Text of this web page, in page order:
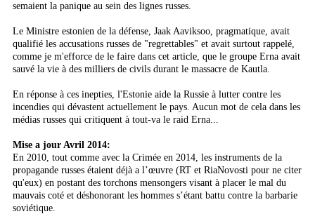
semaient la panique au sein des lignes russes.
Le Ministre estonien de la défense, Jaak Aaviksoo, pragmatique, avait
qualifié les accusations russes de "regrettables" et avait surtout rappelé,
comme je m'efforce de le faire dans cet article, que le groupe Erna avait
sauvé la vie à des milliers de civils durant le massacre de Kautla.
En réponse à ces inepties, l'Estonie aide la Russie à lutter contre les
incendies qui dévastent actuellement le pays. Aucun mot de cela dans les
médias russes qui critiquent à tout-va le raid Erna...
Mise a jour Avril 2014:
En 2010, tout comme avec la Crimée en 2014, les instruments de la
propagande russes étaient déjà a l’œuvre (RT et RiaNovosti pour ne citer
qu'eux) en postant des torchons mensongers visant à placer le mal du
mauvais coté et déshonorant les hommes s’étant battu contre la barbarie
soviétique.